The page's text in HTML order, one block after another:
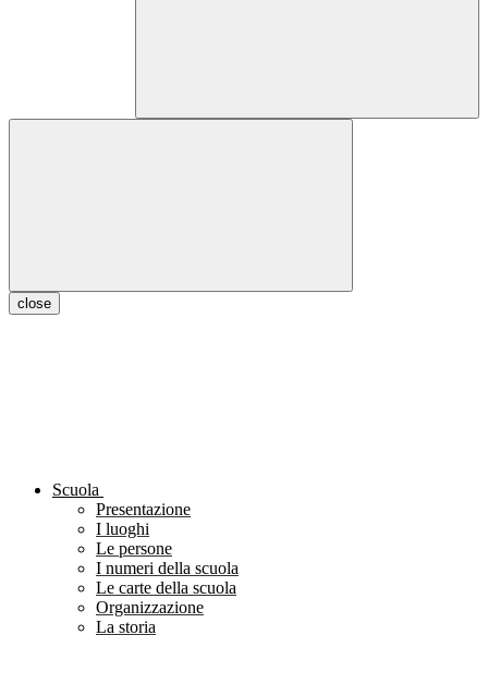
close
Scuola
Presentazione
I luoghi
Le persone
I numeri della scuola
Le carte della scuola
Organizzazione
La storia